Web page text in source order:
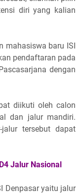
diri yang kalian
mahasiswa baru ISI
pendaftaran pada
dengan
diikuti oleh calon
dan jalur mandiri.
jalur tersebut dapat
Jalur Nasional
Denpasar yaitu jalur